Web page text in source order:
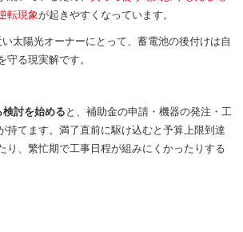
転現象が起きやすくなっています。
太陽光オーナーにとって、蓄電池の後付けは自
守る現実解です。
討を始める と、補助金の申請・機器の発注・工
持てます。満了直前に駆け込むと予算上限到達
り、繁忙期で工事日程が組みにくかったりする